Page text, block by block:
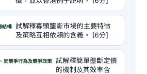
結構
試解釋寡頭壟斷市場的主要特徵
及策略互相依賴的含義。 [6分]
反競爭行為及競爭政策
試解釋簡單壟斷定價
的機制及其效率含